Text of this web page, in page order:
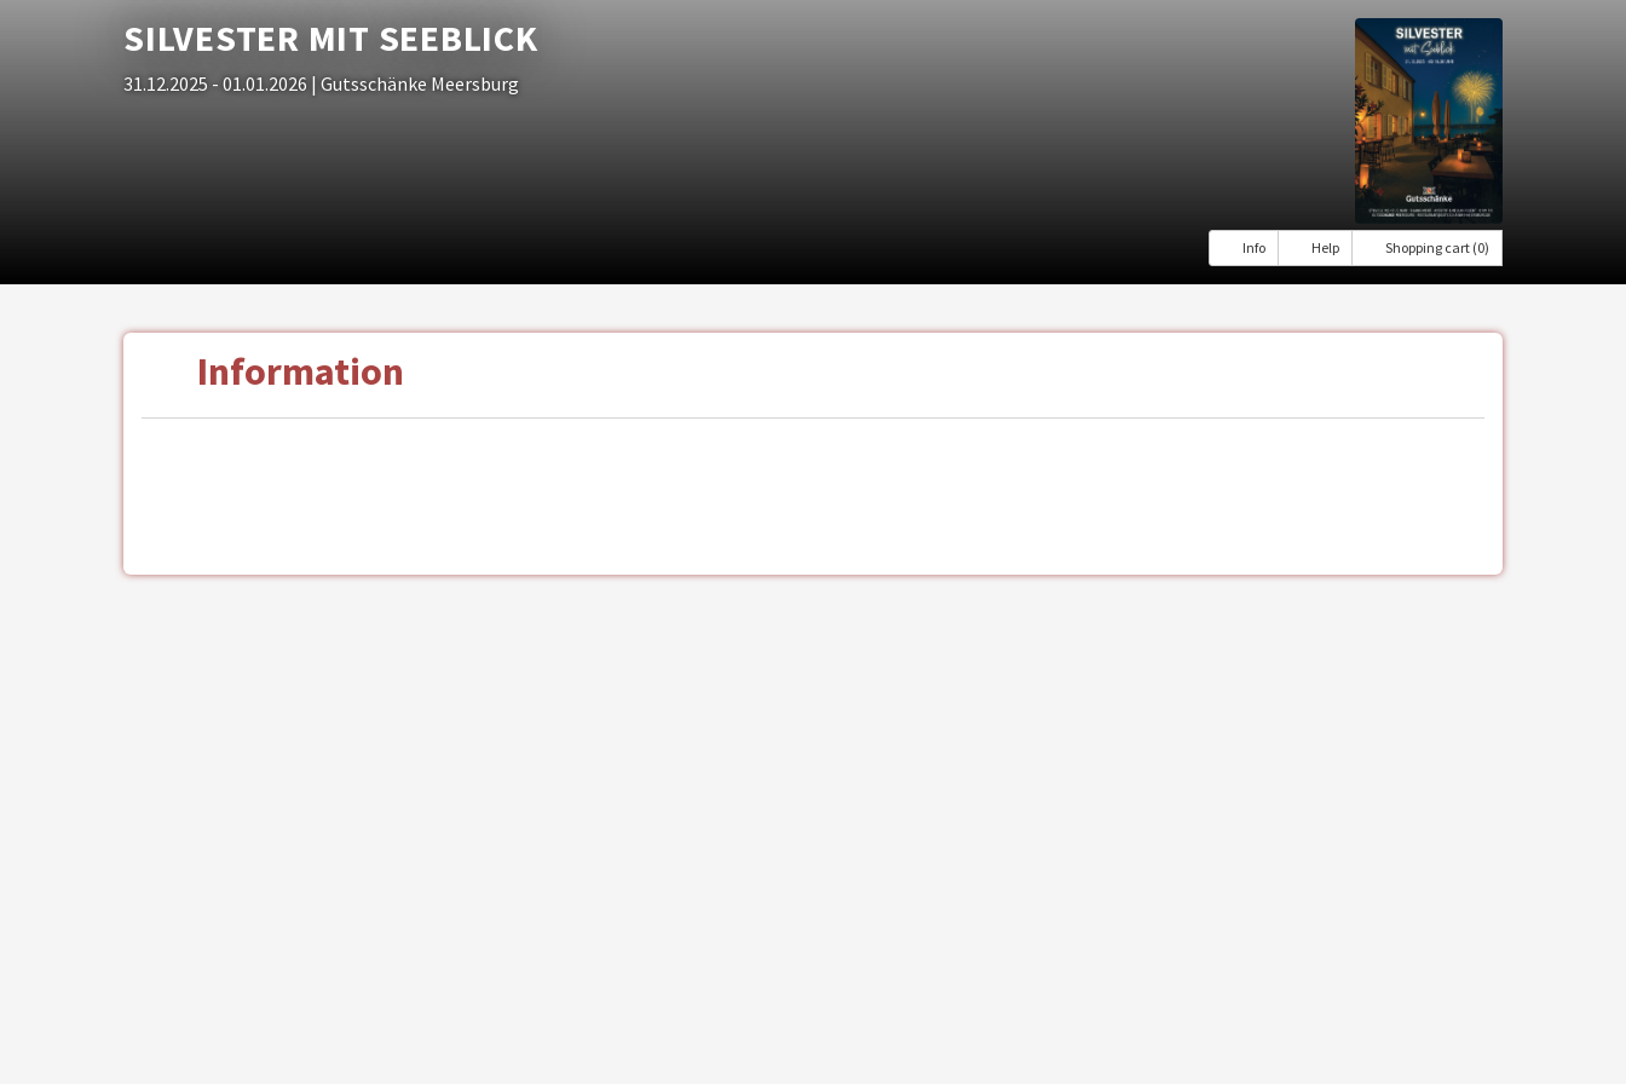
SILVESTER MIT SEEBLICK
31.12.2025 - 01.01.2026 | Gutsschänke Meersburg
Info Help Shopping cart (0)
Information